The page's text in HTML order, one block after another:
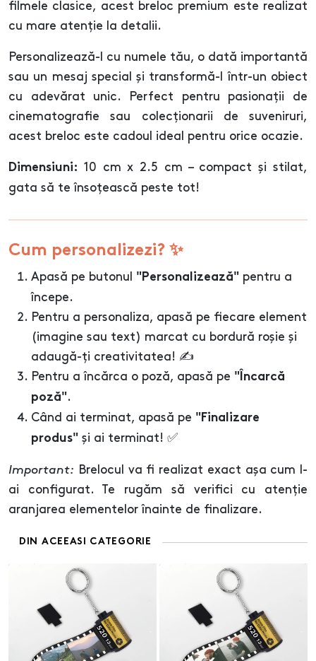
filmele clasice, acest breloc premium este realizat
cu mare atenție la detalii.
Personalizează-l cu numele tău, o dată importantă
sau un mesaj special și transformă-l într-un obiect
cu adevărat unic. Perfect pentru pasionații de
cinematografie sau colecționarii de suveniruri,
acest breloc este cadoul ideal pentru orice ocazie.
Dimensiuni:
10 cm x 2.5 cm – compact și stilat,
gata să te însoțească peste tot!
Cum personalizezi? ✨
Apasă pe butonul "Personalizează" pentru a
începe.
Pentru a personaliza, apasă pe fiecare element
(imagine sau text) marcat cu bordură roșie și
adaugă-ți creativitatea! ✍️
Pentru a încărca o poză, apasă pe "Încarcă
poză".
Când ai terminat, apasă pe "Finalizare
produs" și ai terminat! ✅
Important: Brelocul va fi realizat exact așa cum l-
ai configurat. Te rugăm să verifici cu atenție
aranjarea elementelor înainte de finalizare.
DIN ACEEASI CATEGORIE